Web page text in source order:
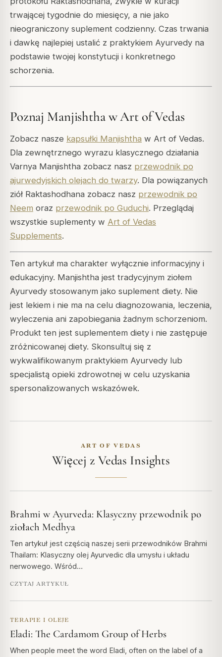
trwającej tygodnie do miesięcy, a nie jako
nieograniczony suplement codzienny. Czas trwania
i dawkę najlepiej ustalić z praktykiem Ayurvedy na
podstawie twojej konstytucji i konkretnego
schorzenia.
Poznaj Manjishtha w Art of Vedas
Zobacz nasze kapsułki Manjishtha w Art of Vedas.
Dla zewnętrznego wyrazu klasycznego działania
Varnya Manjishtha zobacz nasz przewodnik po
ajurwedyjskich olejach do twarzy. Dla powiązanych
ziół Raktashodhana zobacz nasz przewodnik po
Neem oraz przewodnik po Guduchi. Przeglądaj
wszystkie suplementy w Art of Vedas
Supplements.
Ten artykuł ma charakter wyłącznie informacyjny i
edukacyjny. Manjishtha jest tradycyjnym ziołem
Ayurvedy stosowanym jako suplement diety. Nie
jest lekiem i nie ma na celu diagnozowania, leczenia,
wyleczenia ani zapobiegania żadnym schorzeniom.
Produkt ten jest suplementem diety i nie zastępuje
zróżnicowanej diety. Skonsultuj się z
wykwalifikowanym praktykiem Ayurvedy lub
specjalistą opieki zdrowotnej w celu uzyskania
spersonalizowanych wskazówek.
ART OF VEDAS
Więcej z Vedas Insights
Brahmi w Ayurveda: Klasyczny przewodnik po
ziołach Medhya
Ten artykuł jest częścią naszej serii przewodników Brahmi
Thailam: Klasyczny olej Ayurvedic dla umysłu i układu
nerwowego. Wśród…
CZYTAJ ARTYKUŁ
TERAPIE I OLEJE
Eladi: The Cardamom Group of Herbs
When people meet the word Eladi, often on the label of a